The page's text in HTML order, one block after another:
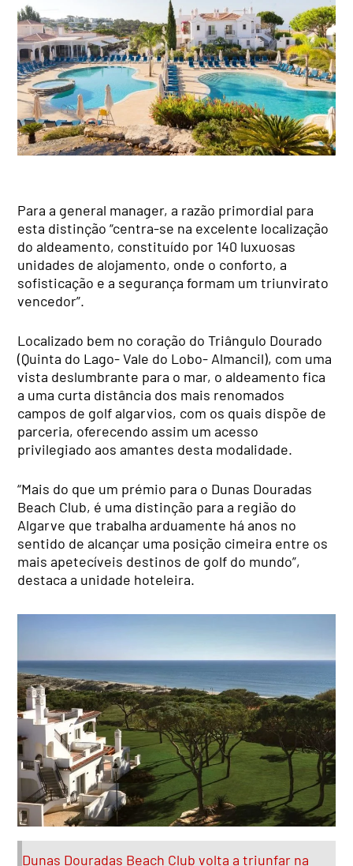
Para a general manager, a razão primordial para
esta distinção “centra-se na excelente localização
do aldeamento, constituído por 140 luxuosas
unidades de alojamento, onde o conforto, a
sofisticação e a segurança formam um triunvirato
vencedor”.
Localizado bem no coração do Triângulo Dourado
(Quinta do Lago- Vale do Lobo- Almancil), com uma
vista deslumbrante para o mar, o aldeamento fica
a uma curta distância dos mais renomados
campos de golf algarvios, com os quais dispõe de
parceria, oferecendo assim um acesso
privilegiado aos amantes desta modalidade.
“Mais do que um prémio para o Dunas Douradas
Beach Club, é uma distinção para a região do
Algarve que trabalha arduamente há anos no
sentido de alcançar uma posição cimeira entre os
mais apetecíveis destinos de golf do mundo”,
destaca a unidade hoteleira.
Dunas Douradas Beach Club volta a triunfar na